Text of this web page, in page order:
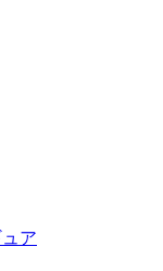
ア